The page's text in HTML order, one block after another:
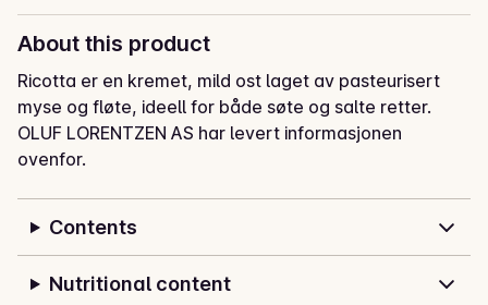
About this product
Ricotta er en kremet, mild ost laget av pasteurisert
myse og fløte, ideell for både søte og salte retter.
OLUF LORENTZEN AS har levert informasjonen
ovenfor.
Contents
Nutritional content